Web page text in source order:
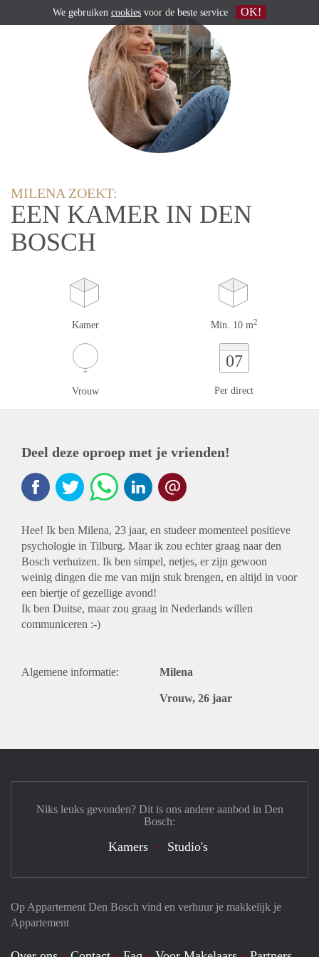
MILENA ZOEKT:
EEN KAMER IN DEN
BOSCH
Kamer Min. 10 m2
Vrouw
07
Per direct
Deel deze oproep met je vrienden!
Hee! Ik ben Milena, 23 jaar, en studeer momenteel positieve
psychologie in Tilburg. Maar ik zou echter graag naar den
Bosch verhuizen. Ik ben simpel, netjes, er zijn gewoon
weinig dingen die me van mijn stuk brengen, en altijd in voor
een biertje of gezellige avond!
Ik ben Duitse, maar zou graag in Nederlands willen
communiceren :-)
Algemene informatie: Milena
Vrouw, 26 jaar
Op Appartement Den Bosch vind en verhuur je makkelijk je
Appartement
Niks leuks gevonden? Dit is ons andere aanbod in Den
Bosch:
Kamers Studio's
We gebruiken cookies voor de beste service OK!